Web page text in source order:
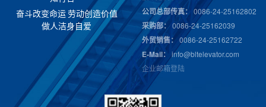
奋斗改变命运 劳动创 造价值
做人洁身自爱
公司总部传真： 0086-24-25162802
采购部： 0086-24-25162039
外贸销售：0086-24-25162722
E-Mail： info@bltelevator.com
企业邮箱登陆